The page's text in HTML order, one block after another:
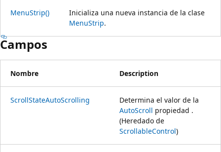
MenuStrip()
Inicializa una nueva instancia de la clase
MenuStrip.
Campos
Nombre Description
ScrollStateAutoScrolling
Determina el valor de la
AutoScroll propiedad .
(Heredado de
ScrollableControl)